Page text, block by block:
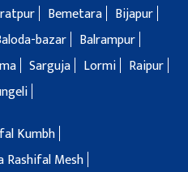
Bemetara
Bijapur
bazar
Balrampur
Sarguja Lormi
Raipur
Kumbh
Rashifal Mesh